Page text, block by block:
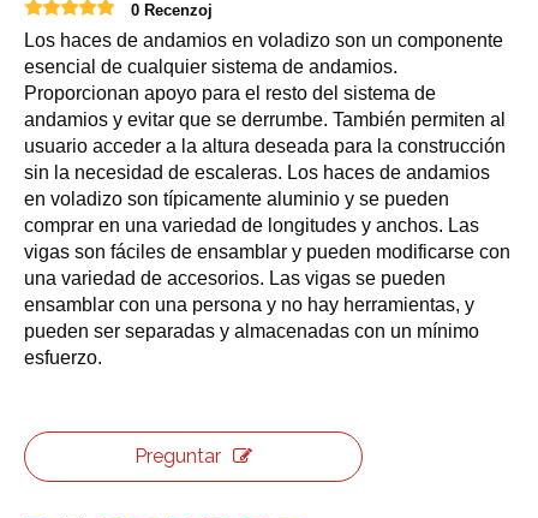
0 Recenzoj
Los haces de andamios en voladizo son un componente
esencial de cualquier sistema de andamios.
Proporcionan apoyo para el resto del sistema de
andamios y evitar que se derrumbe. También permiten al
usuario acceder a la altura deseada para la construcción
sin la necesidad de escaleras. Los haces de andamios
en voladizo son típicamente aluminio y se pueden
comprar en una variedad de longitudes y anchos. Las
vigas son fáciles de ensamblar y pueden modificarse con
una variedad de accesorios. Las vigas se pueden
ensamblar con una persona y no hay herramientas, y
pueden ser separadas y almacenadas con un mínimo
esfuerzo.
Preguntar